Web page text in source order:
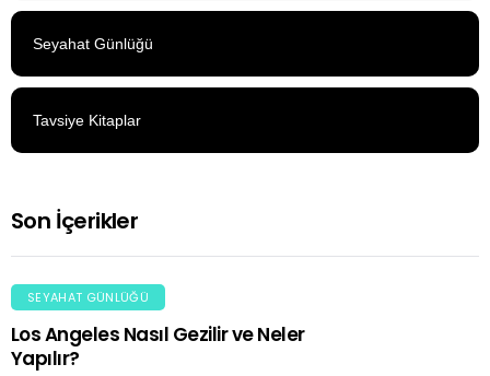
Seyahat Günlüğü
Tavsiye Kitaplar
Son İçerikler
SEYAHAT GÜNLÜĞÜ
Los Angeles Nasıl Gezilir ve Neler
Yapılır?